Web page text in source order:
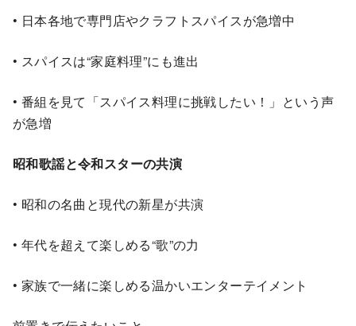
• 日本各地で専門店やクラフトスパイスが急増中
• スパイスは“家庭料理”にも進出
• 番組を見て「スパイス料理に挑戦したい！」という声
が急増
昭和歌謡と令和スターの共演
• 昭和の名曲と現代の新星が共演
• 年代を超えて楽しめる“歌”の力
• 家族で一緒に楽しめる温かいエンターテイメント